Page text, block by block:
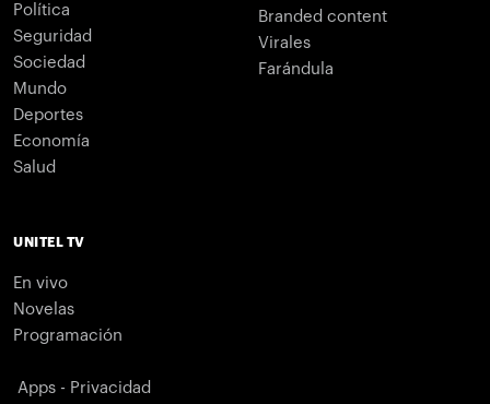
Política
Seguridad
Sociedad
Mundo
Deportes
Economía
Salud
Branded content
Virales
Farándula
UNITEL TV
En vivo
Novelas
Programación
Apps - Privacidad